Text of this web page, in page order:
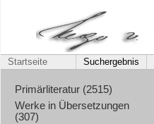
Startseite Suchergebnis
Primärliteratur (2515)
Werke in Übersetzungen
(307)